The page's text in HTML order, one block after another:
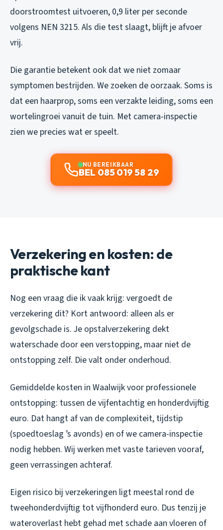
doorstroomtest uitvoeren, 0,9 liter per seconde
volgens NEN 3215. Als die test slaagt, blijft je afvoer
vrij.
Die garantie betekent ook dat we niet zomaar
symptomen bestrijden. We zoeken de oorzaak. Soms is
dat een haarprop, soms een verzakte leiding, soms een
wortelingroei vanuit de tuin. Met camera-inspectie
zien we precies wat er speelt.
NU BEREIKBAAR
BEL 085 019 58 29
Verzekering en kosten: de
praktische kant
Nog een vraag die ik vaak krijg: vergoedt de
verzekering dit? Kort antwoord: alleen als er
gevolgschade is. Je opstalverzekering dekt
waterschade door een verstopping, maar niet de
ontstopping zelf. Die valt onder onderhoud.
Gemiddelde kosten in Waalwijk voor professionele
ontstopping: tussen de vijfentachtig en honderdvijftig
euro. Dat hangt af van de complexiteit, tijdstip
(spoedtoeslag ’s avonds) en of we camera-inspectie
nodig hebben. Wij werken met vaste tarieven vooraf,
geen verrassingen achteraf.
Eigen risico bij verzekeringen ligt meestal rond de
tweehonderdvijftig tot vijfhonderd euro. Dus tenzij je
wateroverlast hebt gehad met schade aan vloeren of